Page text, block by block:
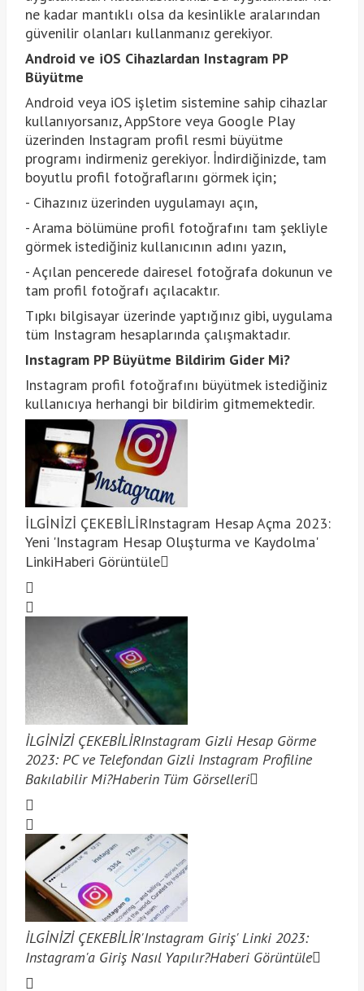
ne kadar mantıklı olsa da kesinlikle aralarından
güvenilir olanları kullanmanız gerekiyor.
Android ve iOS Cihazlardan Instagram PP
Büyütme
Android veya iOS işletim sistemine sahip cihazlar
kullanıyorsanız, AppStore veya Google Play
üzerinden Instagram profil resmi büyütme
programı indirmeniz gerekiyor. İndirdiğinizde, tam
boyutlu profil fotoğraflarını görmek için;
- Cihazınız üzerinden uygulamayı açın,
- Arama bölümüne profil fotoğrafını tam şekliyle
görmek istediğiniz kullanıcının adını yazın,
- Açılan pencerede dairesel fotoğrafa dokunun ve
tam profil fotoğrafı açılacaktır.
Tıpkı bilgisayar üzerinde yaptığınız gibi, uygulama
tüm Instagram hesaplarında çalışmaktadır.
Instagram PP Büyütme Bildirim Gider Mi?
Instagram profil fotoğrafını büyütmek istediğiniz
kullanıcıya herhangi bir bildirim gitmemektedir.
İLGİNİZİ ÇEKEBİLİRInstagram Hesap Açma 2023:
Yeni 'Instagram Hesap Oluşturma ve Kaydolma'
LinkiHaberi Görüntüle
İLGİNİZİ ÇEKEBİLİRInstagram Gizli Hesap Görme
2023: PC ve Telefondan Gizli Instagram Profiline
Bakılabilir Mi?Haberin Tüm Görselleri
İLGİNİZİ ÇEKEBİLİR'Instagram Giriş' Linki 2023:
Instagram'a Giriş Nasıl Yapılır?Haberi Görüntüle